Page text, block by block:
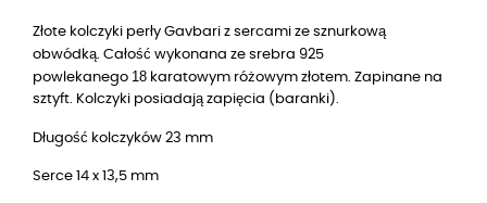
Złote kolczyki perły Gavbari z sercami ze sznurkową
obwódką. Całość wykonana ze srebra 925
powlekanego 18 karatowym różowym złotem. Zapinane na
sztyft. Kolczyki posiadają zapięcia (baranki).
Długość kolczyków 23 mm
Serce 14 x 13,5 mm